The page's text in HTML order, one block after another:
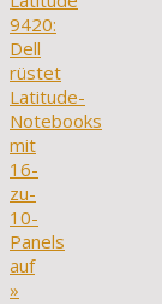
9420:
Dell
rüstet
Latitude-
Notebooks
mit
16-
zu-
10-
Panels
auf
»